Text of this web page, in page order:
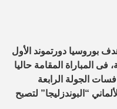
بوروسيا دورتموند الأول
فى المباراة المقامة حاليا
الجولة الرابعة
“البوندزليجا” لتصبح